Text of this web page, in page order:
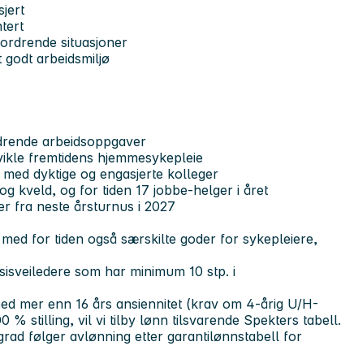
situasjoner
arbeidsmiljø
arbeidsoppgaver
fremtidens hjemmesykepleie
dyktige og engasjerte kolleger
kveld, og for tiden 17 jobbe-helger i året
fra neste årsturnus i 2027
for tiden også særskilte goder for sykepleiere,
som har minimum 10 stp. i
mer enn 16 års ansiennitet (krav om 4-årig U/H-
% stilling, vil vi tilby lønn tilsvarende Spekters tabell.
følger avlønning etter garantilønnstabell for